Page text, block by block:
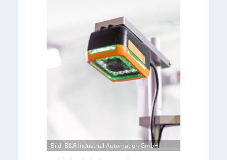
o
n
H
a
i
b
u
t
F
n
Bild: B&R Industrial Automation GmbH